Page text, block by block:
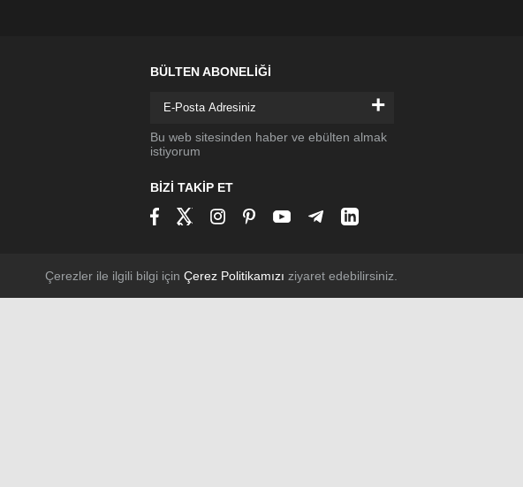
BÜLTEN ABONELİĞİ
+
Bu web sitesinden haber ve ebülten almak
istiyorum
BİZİ TAKİP ET
Çerezler ile ilgili bilgi için Çerez Politikamızı ziyaret edebilirsiniz.